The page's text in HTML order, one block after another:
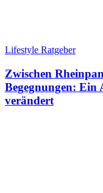
Lifestyle Ratgeber
Zwischen
Begegnungen: Ein
verändert